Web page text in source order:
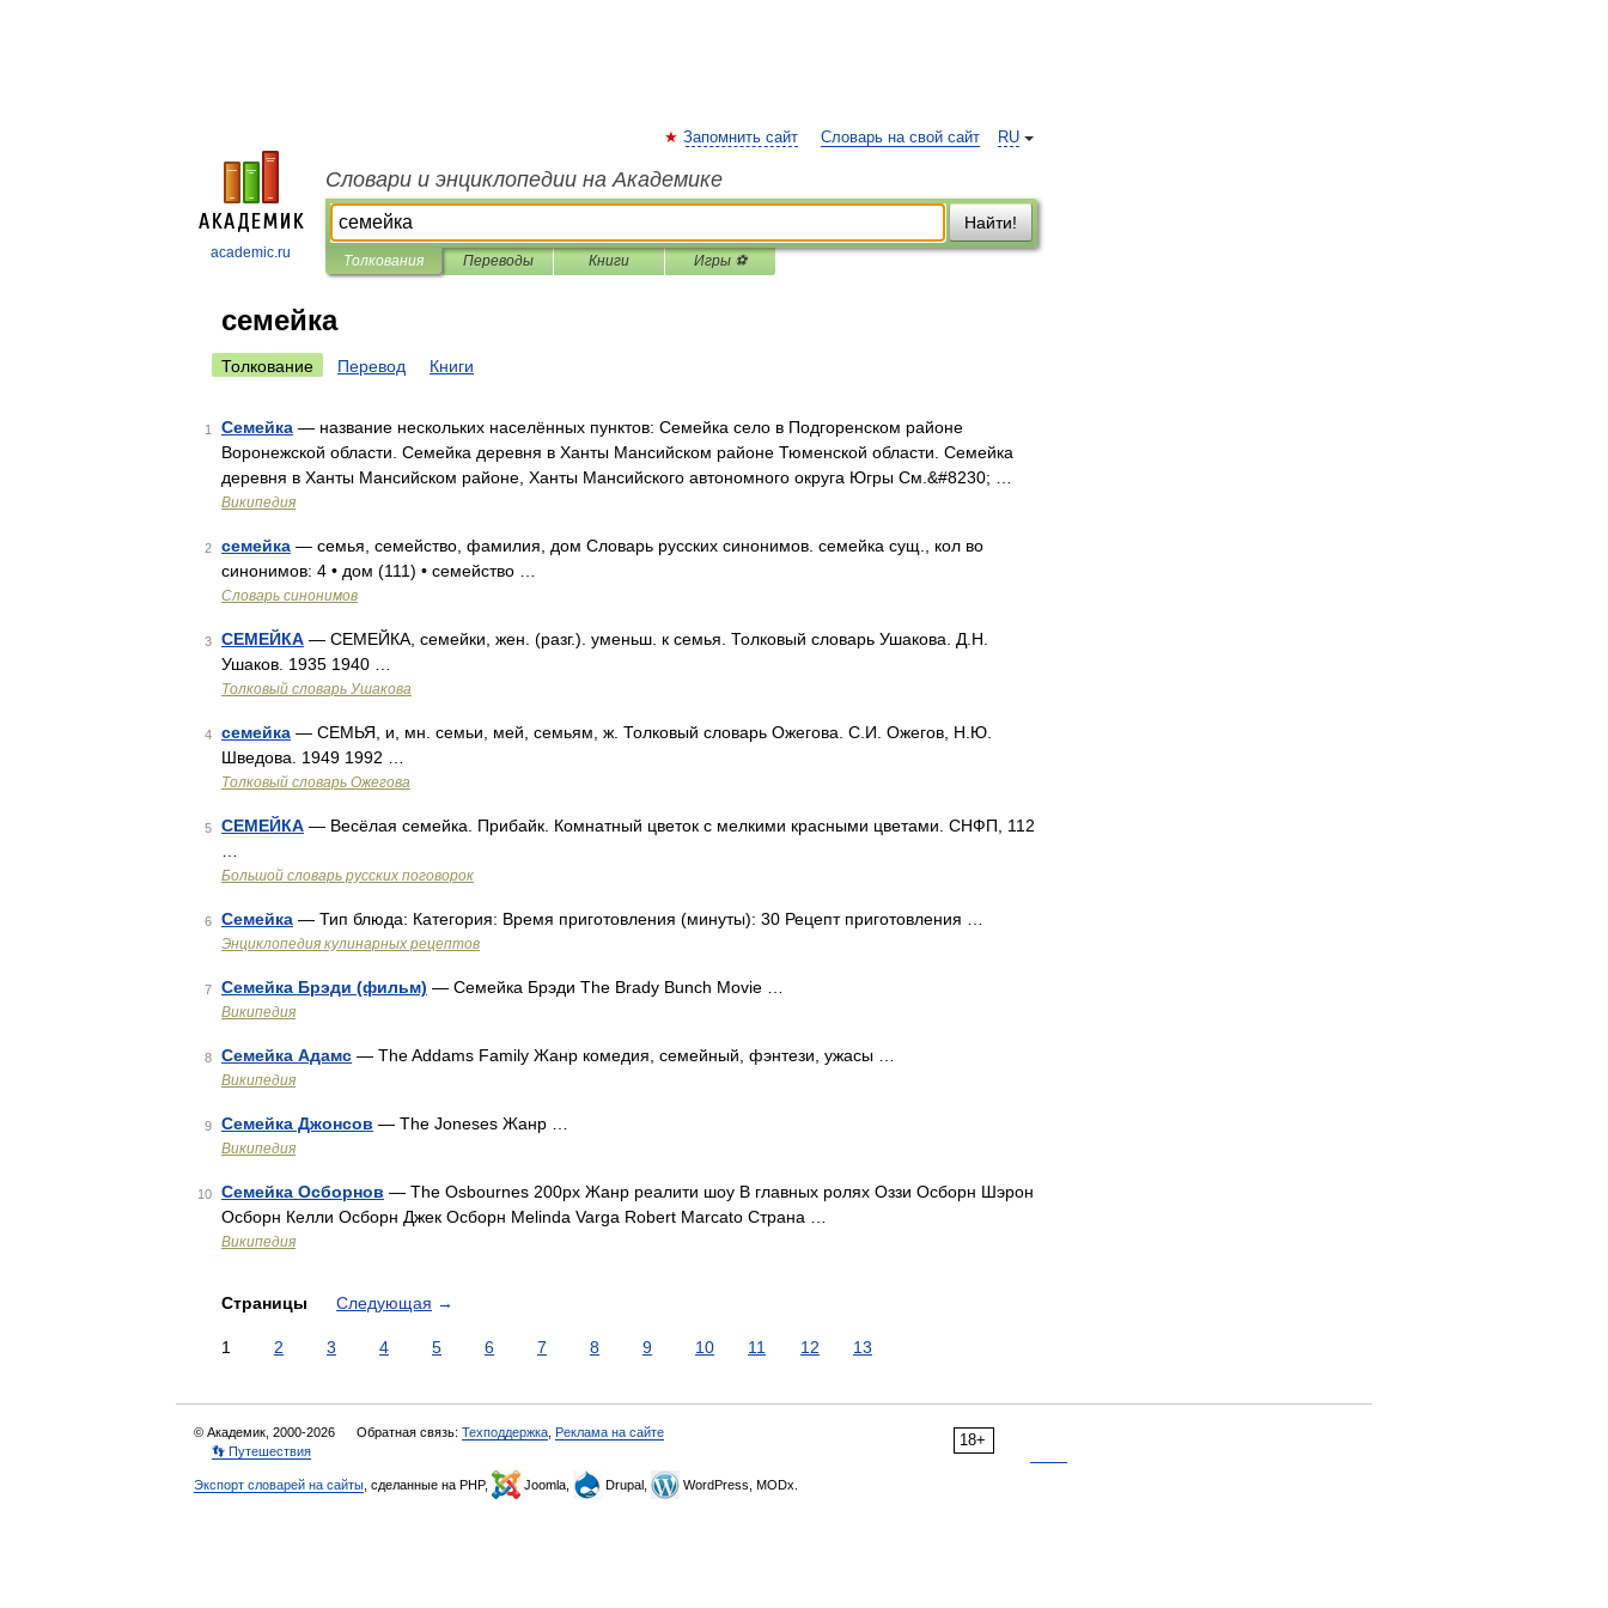
academic.ru
RU
Запомнить сайт Словарь на свой сайт
Словари и энциклопедии на Академике
Найти!
Толкования Переводы Книги Игры ⚽
семейка
Толкование Перевод Книги
1 Семейка — название нескольких населённых пунктов: Семейка село в Подгоренском районе
Воронежской области. Семейка деревня в Ханты Мансийском районе Тюменской области. Семейка
деревня в Ханты Мансийском районе, Ханты Мансийского автономного округа Югры См.&#8230; …
Википедия
2 семейка — семья, семейство, фамилия, дом Словарь русских синонимов. семейка сущ., кол во
синонимов: 4 • дом (111) • семейство …
Словарь синонимов
3 СЕМЕЙКА — СЕМЕЙКА, семейки, жен. (разг.). уменьш. к семья. Толковый словарь Ушакова. Д.Н.
Ушаков. 1935 1940 …
Толковый словарь Ушакова
4 семейка — СЕМЬЯ, и, мн. семьи, мей, семьям, ж. Толковый словарь Ожегова. С.И. Ожегов, Н.Ю.
Шведова. 1949 1992 …
Толковый словарь Ожегова
5 СЕМЕЙКА — Весёлая семейка. Прибайк. Комнатный цветок с мелкими красными цветами. СНФП, 112
Большой словарь русских поговорок
6 Семейка — Тип блюда: Категория: Время приготовления (минуты): 30 Рецепт приготовления …
Энциклопедия кулинарных рецептов
7 Семейка Брэди (фильм) — Семейка Брэди The Brady Bunch Movie …
Википедия
8 Семейка Адамс — The Addams Family Жанр комедия, семейный, фэнтези, ужасы …
Википедия
9 Семейка Джонсов — The Joneses Жанр …
Википедия
10 Семейка Осборнов — The Osbournes 200px Жанр реалити шоу В главных ролях Оззи Осборн Шэрон
Осборн Келли Осборн Джек Осборн Melinda Varga Robert Marcato Страна …
Википедия
Страницы Следующая →
1 2 3 4 5 6 7 8 9 10 11 12 13
18+
© Академик, 2000-2026 Обратная связь: Техподдержка Реклама на сайте
👣 Путешествия
Экспорт словарей на сайты , сделанные на PHP, Joomla, Drupal, WordPress, MODx.